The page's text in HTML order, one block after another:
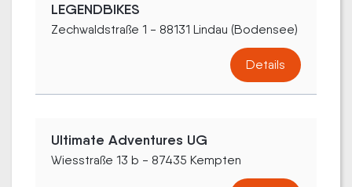
LEGENDBIKES
Zechwaldstraße 1 - 88131 Lindau (Bodensee)
Details
Ultimate Adventures UG
Wiesstraße 13 b - 87435 Kempten